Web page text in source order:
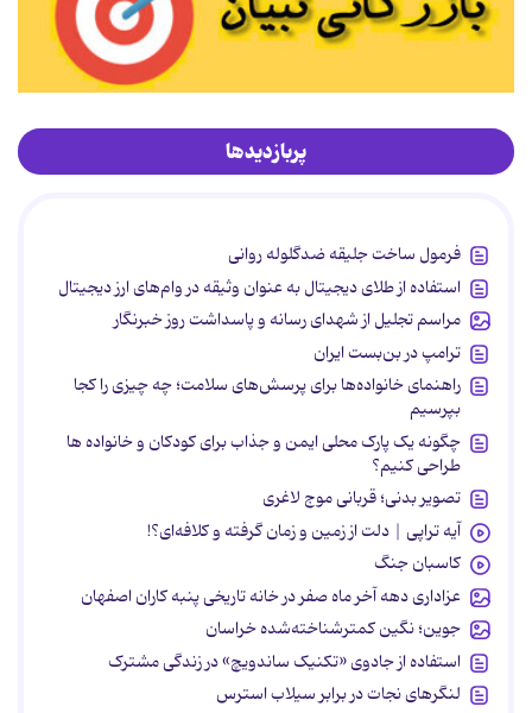
پربازدیدها
فرمول ساخت جلیقه ضدگلوله روانی
استفاده از طلای دیجیتال به عنوان وثیقه در وام‌های ارز دیجیتال
مراسم تجلیل از شهدای رسانه و پاسداشت روز خبرنگار
ترامپ در بن‌بست ایران
راهنمای خانواده‌ها برای پرسش‌های سلامت؛ چه چیزی را کجا
بپرسیم
چگونه یک پارک محلی ایمن و جذاب برای کودکان و خانواده ها
طراحی کنیم؟
تصویر بدنی؛ قربانی موج لاغری
آیه تراپی | دلت از زمین و زمان گرفته و کلافه‌ای؟!
کاسبان جنگ
عزاداری دهه آخر ماه صفر در خانه تاریخی پنبه کاران اصفهان
جوین؛ نگین کمترشناخته‌شده خراسان
استفاده از جادوی «تکنیک ساندویچ» در زندگی مشترک
لنگرهای نجات در برابر سیلاب استرس